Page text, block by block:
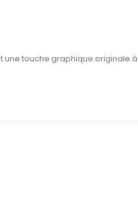
une touche graphique originale